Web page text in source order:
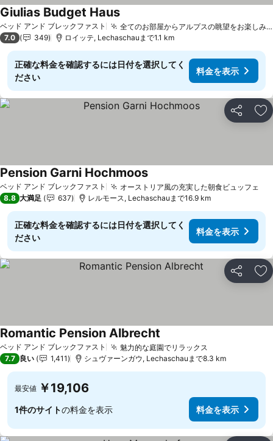
ベッド アンド ブレックファスト 全てのお部屋からアルプスの眺望をお楽しみいただけます
Giulias Budget Haus
7.0 349 ロイッテ, Lechaschauまで1.1 km
正確な料金を確認するには日付を選択してく
ださい
料金を表示
シェア お
ベッド アンド ブレックファスト オーストリア風の充実した朝食ビュッフェ
Pension Garni Hochmoos
8.8 大満足 637 レルモース, Lechaschauまで16.9 km
正確な料金を確認するには日付を選択してく
ださい
料金を表示
シェア お
ベッド アンド ブレックファスト 魅力的な庭園でリラックス
Romantic Pension Albrecht
7.7 良い 1,411 シュヴァーンガウ, Lechaschauまで8.3 km
最安値 ￥19,106
1件のサイトの料金を表示 料金を表示